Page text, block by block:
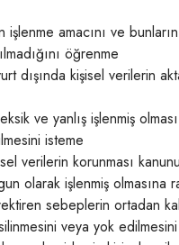
işlenme amacını ve
öğrenme
dışında kişisel verilerin
ve yanlış işlenmiş
isteme
verilerin korunması
olarak işlenmiş olmasına
sebeplerin ortadan
veya yok